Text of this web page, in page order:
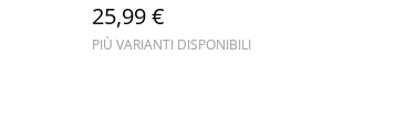
25,99 €
PIÙ VARIANTI DISPONIBILI